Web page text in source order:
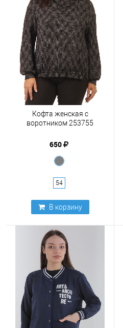
Кофта женская с
воротником 253755
650
54
В корзину